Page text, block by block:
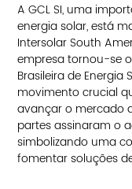
A GCL SI, uma
energia solar, está
Intersolar South
empresa tornou-se
Brasileira de Energia
movimento crucial
avançar o mercado
partes assinaram o
simbolizando uma
fomentar soluções